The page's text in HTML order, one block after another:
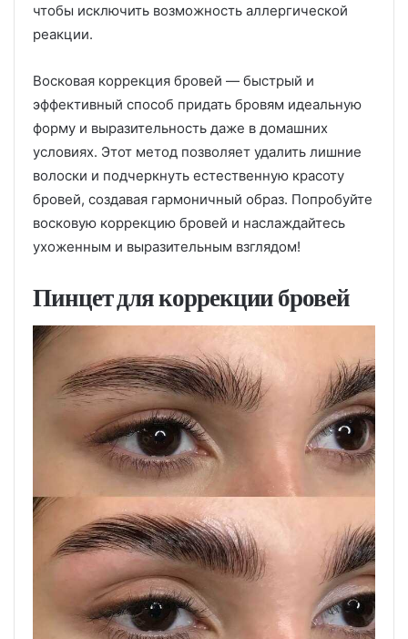
чтобы исключить возможность аллергической
реакции.
Восковая коррекция бровей — быстрый и
эффективный способ придать бровям идеальную
форму и выразительность даже в домашних
условиях. Этот метод позволяет удалить лишние
волоски и подчеркнуть естественную красоту
бровей, создавая гармоничный образ. Попробуйте
восковую коррекцию бровей и наслаждайтесь
ухоженным и выразительным взглядом!
Пинцет для коррекции бровей